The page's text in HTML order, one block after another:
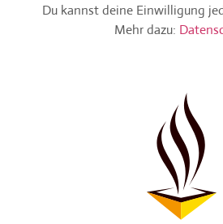
Du kannst deine Einwilligung
Mehr dazu: